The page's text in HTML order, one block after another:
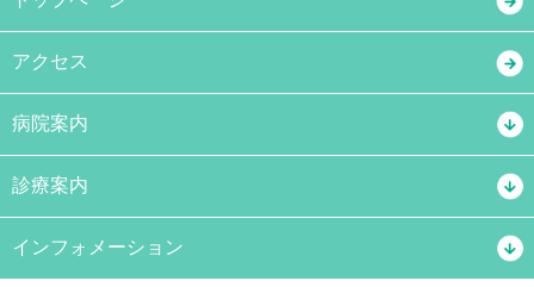
アクセス
病院案内
診療案内
インフォメーション